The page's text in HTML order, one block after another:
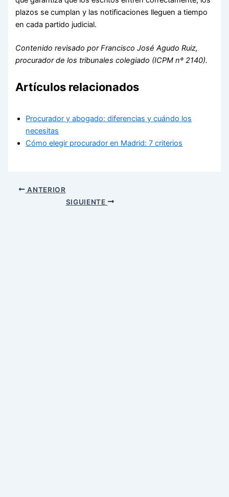
plazos se cumplan y las notificaciones lleguen a tiempo
en cada partido judicial.
Contenido revisado por Francisco José Agudo Ruiz,
procurador de los tribunales colegiado (ICPM nº 2140).
Artículos relacionados
Procurador y abogado: diferencias y cuándo los
necesitas
Cómo elegir procurador en Madrid: 7 criterios
ANTERIOR
SIGUIENTE